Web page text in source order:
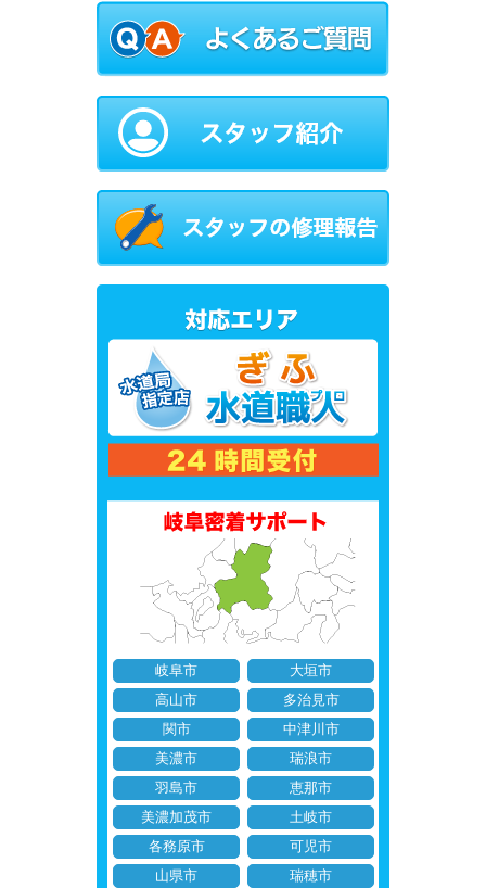
岐阜市
大垣市
高山市
多治見市
関市
中津川市
美濃市
瑞浪市
羽島市
恵那市
美濃加茂市
土岐市
各務原市
可児市
山県市
瑞穂市